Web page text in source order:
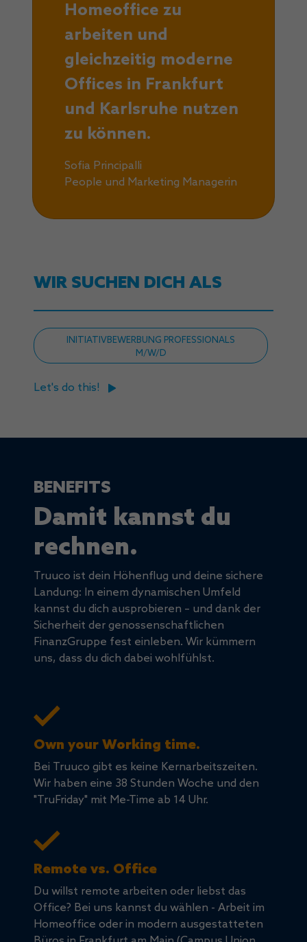
Homeoffice zu
arbeiten und
gleichzeitig moderne
Offices in Frankfurt
und Karlsruhe nutzen
zu können.
Sofia Principalli
People und Marketing Managerin
WIR SUCHEN DICH ALS
INITIATIVBEWERBUNG PROFESSIONALS
M/W/D
Let's do this!
BENEFITS
Damit kannst du
rechnen.
Truuco ist dein Höhenflug und deine sichere
Landung: In einem dynamischen Umfeld
kannst du dich ausprobieren – und dank der
Sicherheit der genossenschaftlichen
FinanzGruppe fest einleben. Wir kümmern
uns, dass du dich dabei wohlfühlst.
Own your Working time.
Bei Truuco gibt es keine Kernarbeitszeiten.
Wir haben eine 38 Stunden Woche und den
"TruFriday" mit Me-Time ab 14 Uhr.
Remote vs. Office
Du willst remote arbeiten oder liebst das
Office? Bei uns kannst du wählen - Arbeit im
Homeoffice oder in modern ausgestatteten